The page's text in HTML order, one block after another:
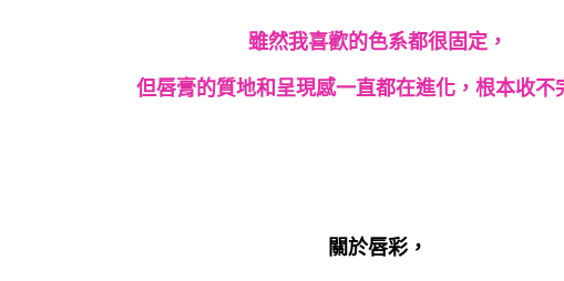
雖然我喜歡的色系都很固定，
但唇膏的質地和呈現感一直都在進化，根本收不
關於唇彩，